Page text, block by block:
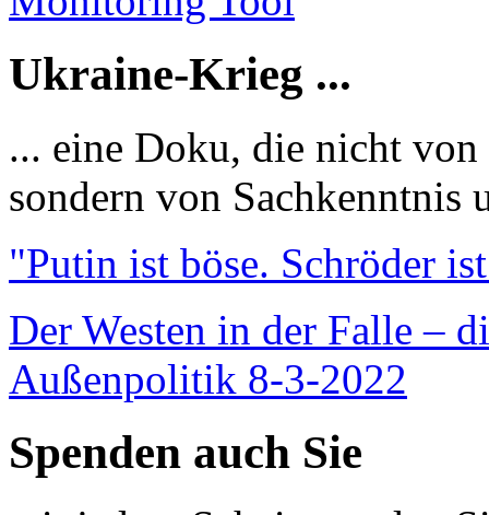
Ukraine-Krieg ...
... eine Doku, die nicht
sondern von Sachkenntnis
"Putin ist böse. Schröder
Der Westen in der Falle –
Außenpolitik 8-3-2022
Spenden auch Sie